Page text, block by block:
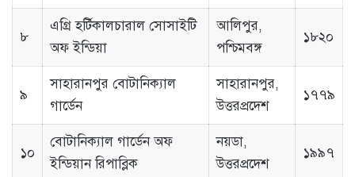
৮
এগ্রি হর্টিকালচারাল সোসাইটি
অফ ইন্ডিয়া
আলিপুর,
পশ্চিমবঙ্গ
১৮২০
৯
সাহারানপুর বোটানিক্যাল
গার্ডেন
সাহারানপুর,
উত্তরপ্রদেশ
১৭৭৯
১০
বোটানিক্যাল গার্ডেন অফ
ইন্ডিয়ান রিপাব্লিক
নয়ডা,
উত্তরপ্রদেশ
১৯৯৭